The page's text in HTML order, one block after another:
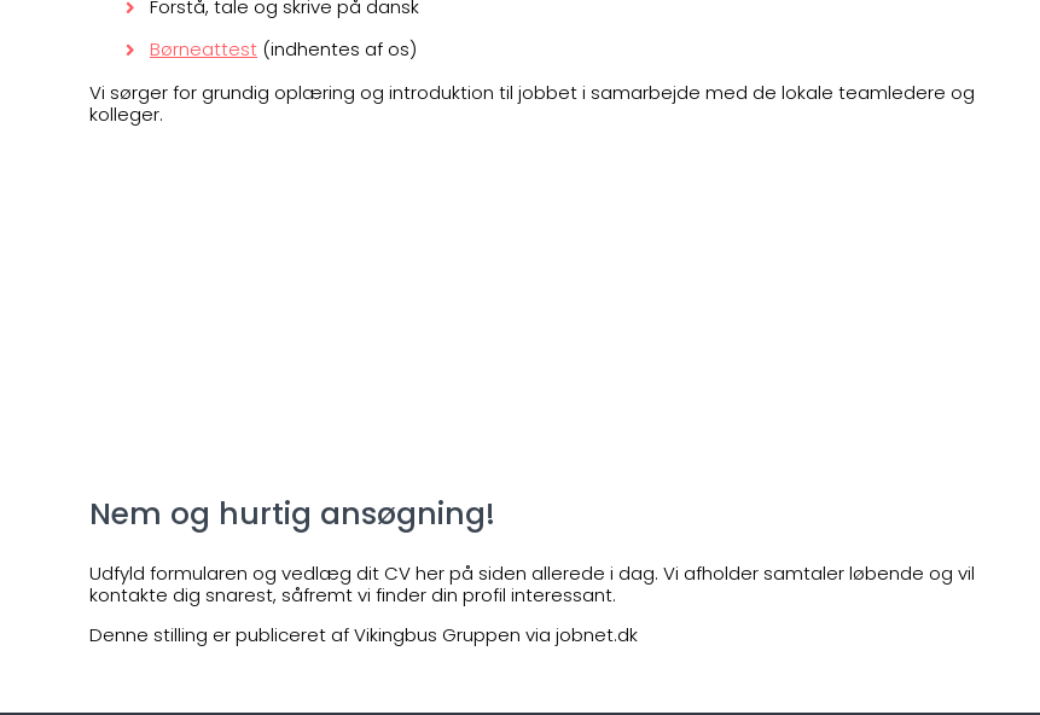
Forstå, tale og skrive på dansk
Børneattest (indhentes af os)
Vi sørger for grundig oplæring og introduktion til jobbet i samarbejde med de lokale teamledere og
kolleger.
Nem og hurtig ansøgning!
Udfyld formularen og vedlæg dit CV her på siden allerede i dag. Vi afholder samtaler løbende og vil
kontakte dig snarest, såfremt vi finder din profil interessant.
Denne stilling er publiceret af Vikingbus Gruppen via jobnet.dk